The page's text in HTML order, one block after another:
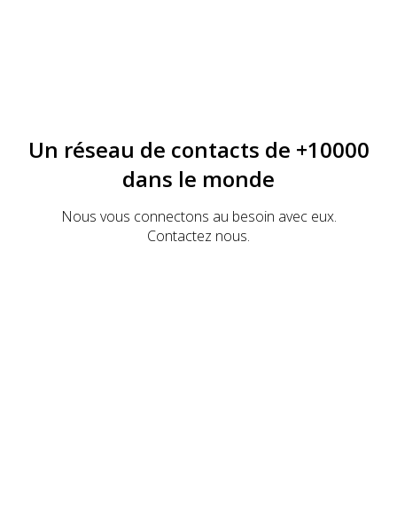
Un réseau de contacts de +10000
dans le monde
Nous vous connectons au besoin avec eux.
Contactez nous.